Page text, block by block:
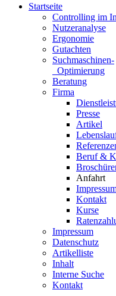
Startseite
Controlling im
Nutzeranalyse
Ergonomie
Gutachten
Suchmaschinen-
Optimierung
Beratung
Firma
Presse
Artikel
Beruf &
Anfahrt
Kontakt
Kurse
Impressum
Datenschutz
Artikelliste
Inhalt
Interne Suche
Kontakt